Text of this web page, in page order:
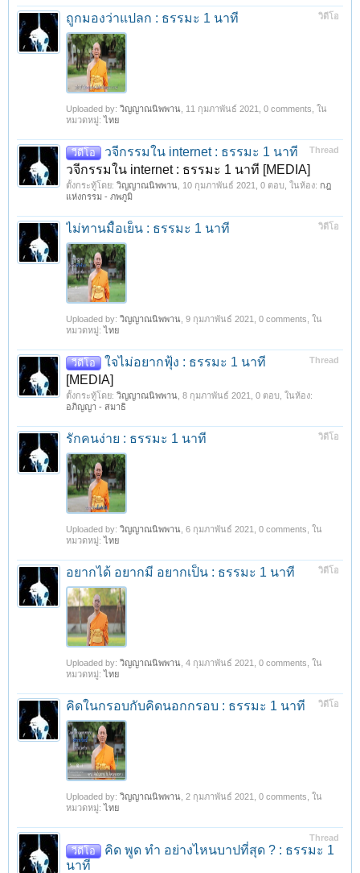
วิดีโอ
ถูกมองว่าแปลก : ธรรมะ 1 นาที
Uploaded by: วิญญาณนิพพาน 11 กุมภาพันธ์ 2021
, 0 comments, ใน
หมวดหมู่:ไทย
Thread
วีดีโอ
วจีกรรมใน internet : ธรรมะ 1 นาที
วจีกรรมใน internet : ธรรมะ 1 นาที [MEDIA]
ตั้งกระทู้โดย: วิญญาณนิพพาน 10 กุมภาพันธ์ 2021 , 0 ตอบ, ในห้อง: กฎ
แห่งกรรม - ภพภูมิ
วิดีโอ
ไม่ทานมื้อเย็น : ธรรมะ 1 นาที
Uploaded by: วิญญาณนิพพาน 9 กุมภาพันธ์ 2021
, 0 comments, ใน
หมวดหมู่:ไทย
Thread
วีดีโอ
ใจไม่อยากฟุ้ง : ธรรมะ 1 นาที
[MEDIA]
ตั้งกระทู้โดย: วิญญาณนิพพาน 8 กุมภาพันธ์ 2021
, 0 ตอบ, ในห้อง:
อภิญญา - สมาธิ
วิดีโอ
รักคนง่าย : ธรรมะ 1 นาที
Uploaded by: วิญญาณนิพพาน 6 กุมภาพันธ์ 2021
, 0 comments, ใน
หมวดหมู่:ไทย
วิดีโอ
อยากได้ อยากมี อยากเป็น : ธรรมะ 1 นาที
Uploaded by: วิญญาณนิพพาน 4 กุมภาพันธ์ 2021
, 0 comments, ใน
หมวดหมู่:ไทย
วิดีโอ
คิดในกรอบกับคิดนอกกรอบ : ธรรมะ 1 นาที
Uploaded by: วิญญาณนิพพาน 2 กุมภาพันธ์ 2021
, 0 comments, ใน
หมวดหมู่:ไทย
Thread
วีดีโอ
คิด พูด ทำ อย่างไหนบาปที่สุด ? : ธรรมะ 1
นาที